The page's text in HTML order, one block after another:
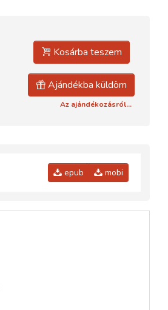
Kosárba teszem
Ajándékba küldöm
Az ajándékozásról...
epub mobi